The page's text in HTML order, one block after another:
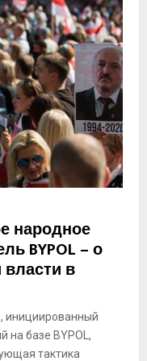
народное
BYPOL – о
в
инициированный
на базе BYPOL,
тактика